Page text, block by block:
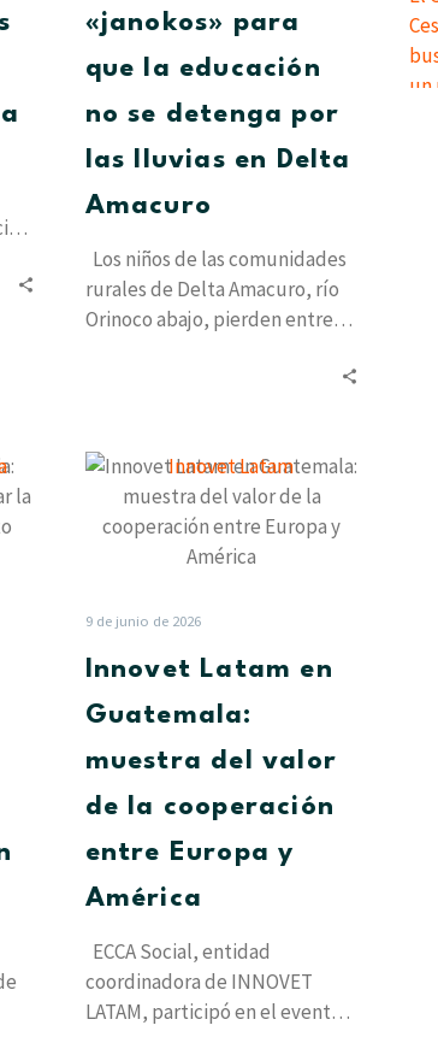
por
lluvias
en
Amacuro
«janokos» para
que la educación
no se detenga por
las lluvias en Delta
Amacuro
Los niños de las comunidades
rurales de Delta Amacuro, río
Orinoco abajo, pierden entre
Innovet
Latam
en
Guatemala:
de
la
entre
Europa
América
9 de junio de 2026
Innovet Latam en
Guatemala:
muestra del valor
de la cooperación
entre Europa y
América
ECCA Social, entidad
coordinadora de INNOVET
LATAM, participó en el evento